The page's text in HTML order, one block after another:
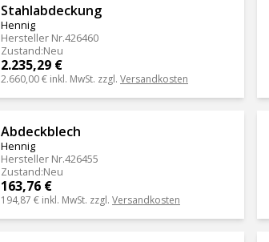
Stahlabdeckung
Hennig
Hersteller Nr.426460
Zustand:Neu
2.235,29 €
2.660,00 € inkl. MwSt. zzgl. Versandkosten
Abdeckblech
Hennig
Hersteller Nr.426455
Zustand:Neu
163,76 €
194,87 € inkl. MwSt. zzgl. Versandkosten